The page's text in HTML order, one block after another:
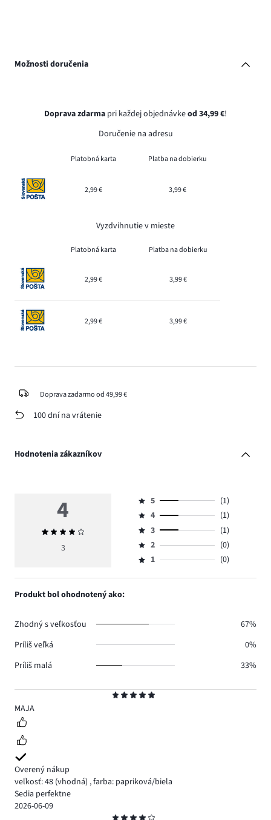
Možnosti doručenia
Doprava zdarma pri každej objednávkeod 34,99 €!
Doručenie na adresu
Platobná karta Platba na dobierku
2,99 € 3,99 €
Vyzdvihnutie v mieste
Platobná karta Platba na dobierku
2,99 € 3,99 €
2,99 € 3,99 €
Doprava zadarmo od 49,99 €
100 dní na vrátenie
Hodnotenia zákazníkov
5
MAJA
Overený nákup
veľkosť: 48 (vhodná) ,farba: papriková/biela
Sedia perfektne
2026-06-09
4
Priemerné
hodnotenie
3
Hodnotenie
5,
počet
hlasov
1.
5
(1)
Hodnotenie
4,
počet
hlasov
4
(1)
Hodnotenie
3,
počet
3
(1)
Hodnotenie
2,
2
(0)
Hodnotenie
1,
1 (0)
Produkt bol ohodnotený ako:
Zhodný s veľkosťou
67%
Príliš veľká
0%
Príliš malá
33%